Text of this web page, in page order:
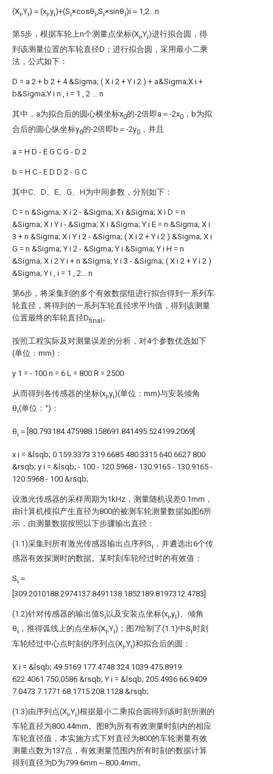
(Xi ,Yi)＝(xi ,yi)+(Si×cosθi ,Si×sinθi)i＝1,2…n
第5步，根据车轮上n个测量点坐标(Xi,Yi)进行拟合圆，得
到该测量位置的车轮直径D；进行拟合圆，采用最小二乘
法，公式如下：
D = a 2 + b 2 + 4 &Sigma; ( X i 2 + Y i 2 ) + a&Sigma;X i +
b&Sigma;Y i n , i = 1 , 2 ... n
其中，a为拟合后的圆心横坐标x0的-2倍即a＝-2x0 ，b为拟
合后的圆心纵坐标y0的-2倍即b＝-2y0 ，并且
a = H D - E G C G - D 2
b = H C - E D D 2 - G C
其中C、D、E、G、H为中间参数，分别如下：
C = n &Sigma; X i 2 - &Sigma; X i &Sigma; X i D = n
&Sigma; X i Y i - &Sigma; X i &Sigma; Y i E = n &Sigma; X i
3 + n &Sigma; X i Y i 2 - &Sigma; ( X i 2 + Y i 2 ) &Sigma; X i
G = n &Sigma; Y i 2 - &Sigma; Y i &Sigma; Y i H = n
&Sigma; X i 2 Y i + n &Sigma; Y i 3 - &Sigma; ( X i 2 + Y i 2 )
&Sigma; Y i , i = 1 , 2... n
第6步，将采集到的多个有效数据组进行拟合得到一系列车
轮直径，将得到的一系列车轮直径求平均值，得到该测量
位置最终的车轮直径Dfinal。
按照工程实际及对测量误差的分析，对4个参数优选如下
(单位：mm)：
y 1 = - 100 n = 6 L = 800 R = 2500
从而得到各传感器的坐标(xi ,yi)(单位：mm)与安装倾角
θi(单位：°)：
θi ＝[80.793184.475988.158691.841495.524199.2069]
x i = &lsqb; 0 159.3373 319.6685 480.3315 640.6627 800
&rsqb; y i = &lsqb; - 100 - 120.5968 - 130.9165 - 130.9165 -
120.5968 - 100 &rsqb;
设激光传感器的采样周期为1kHz，测量随机误差0.1mm，
由计算机模拟产生直径为800的被测车轮测量数据如图6所
示，由测量数据按照以下步骤输出直径：
(1.1)采集到所有激光传感器输出点序列Si ，并遴选出6个传
感器有效探测时的数据。某时刻车轮经过时的有效值：
Si ＝
[309.2010188.2974137.8491138.1852189.8197312.4783]
(1.2)针对传感器的输出值Si 以及安装点坐标(xi ,yi)、倾角
θi ，推得弧线上的点坐标(Xi,Yi)；图7绘制了(1.1)中Si时刻
车轮经过中心点时刻的序列点(Xi,Yi)和拟合后的圆：
X i = &lsqb; 49.5169 177.4748 324.1039 475.8919
622.4061 750.0586 &rsqb; Y i = &lsqb; 205.4936 66.9409
7.0473 7.1771 68.1715 208.1128 &rsqb;
(1.3)由序列点(Xi ,Yi)根据最小二乘拟合圆得到该时刻所测的
车轮直径为800.44mm。图8为所有有效测量时刻内的相应
车轮直径值，本实施方式下对直径为800的车轮测量有效
测量点数为137点，有效测量范围内所有时刻的数据计算
得到直径为D为799.6mm～800.4mm。